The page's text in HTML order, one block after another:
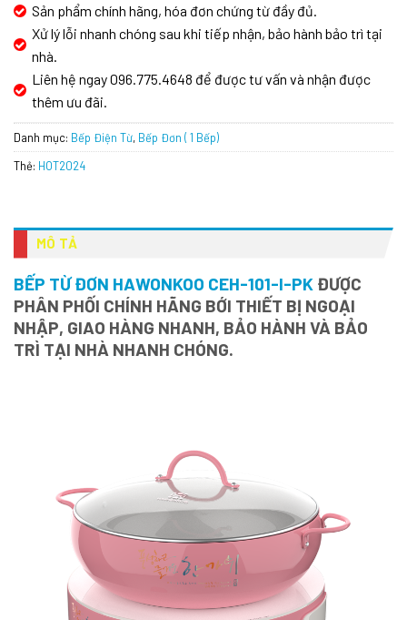
Sản phẩm chính hãng, hóa đơn chứng từ đầy đủ.
Xử lý lỗi nhanh chóng sau khi tiếp nhận, bảo hành bảo trì tại
nhà.
Liên hệ ngay 096.775.4648 để được tư vấn và nhận được
thêm ưu đãi.
Danh mục: Bếp Điện Từ, Bếp Đơn ( 1 Bếp)
Thẻ: HOT2024
MÔ TẢ
BẾP TỪ ĐƠN HAWONKOO CEH-101-I-PK ĐƯỢC
PHÂN PHỐI CHÍNH HÃNG BỚI THIẾT BỊ NGOẠI
NHẬP, GIAO HÀNG NHANH, BẢO HÀNH VÀ BẢO
TRÌ TẠI NHÀ NHANH CHÓNG.